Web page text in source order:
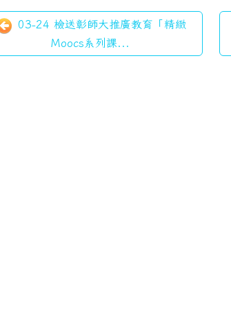
03-24 檢送彰師大推廣教育「精緻
Moocs系列課...